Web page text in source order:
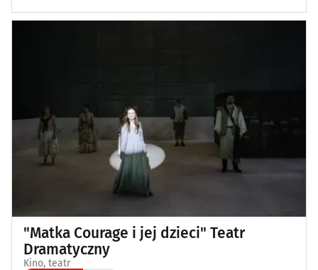
"Matka Courage i jej dzieci" Teatr
Dramatyczny
Kino, teatr